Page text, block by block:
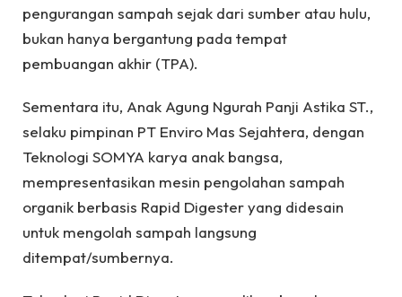
pengurangan sampah sejak dari sumber atau hulu,
bukan hanya bergantung pada tempat
pembuangan akhir (TPA).
Sementara itu, Anak Agung Ngurah Panji Astika ST.,
selaku pimpinan PT Enviro Mas Sejahtera, dengan
Teknologi SOMYA karya anak bangsa,
mempresentasikan mesin pengolahan sampah
organik berbasis Rapid Digester yang didesain
untuk mengolah sampah langsung
ditempat/sumbernya.